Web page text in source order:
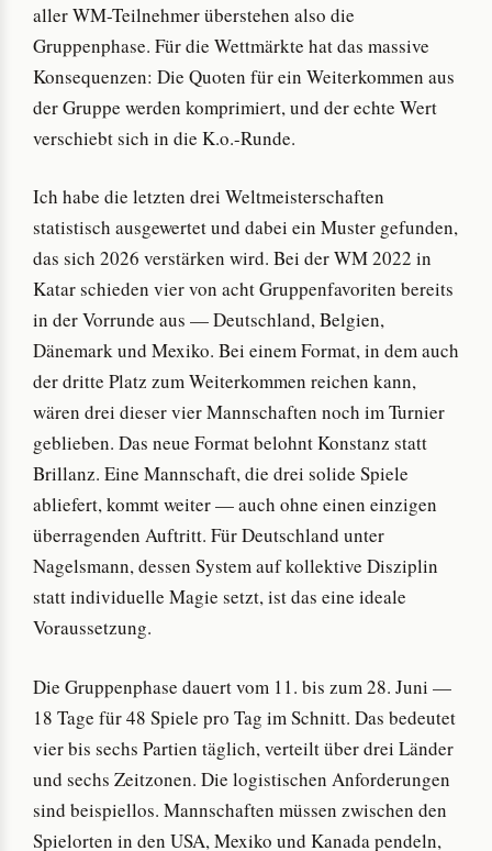
aller WM-Teilnehmer überstehen also die
Gruppenphase. Für die Wettmärkte hat das massive
Konsequenzen: Die Quoten für ein Weiterkommen aus
der Gruppe werden komprimiert, und der echte Wert
verschiebt sich in die K.o.-Runde.
Ich habe die letzten drei Weltmeisterschaften
statistisch ausgewertet und dabei ein Muster gefunden,
das sich 2026 verstärken wird. Bei der WM 2022 in
Katar schieden vier von acht Gruppenfavoriten bereits
in der Vorrunde aus — Deutschland, Belgien,
Dänemark und Mexiko. Bei einem Format, in dem auch
der dritte Platz zum Weiterkommen reichen kann,
wären drei dieser vier Mannschaften noch im Turnier
geblieben. Das neue Format belohnt Konstanz statt
Brillanz. Eine Mannschaft, die drei solide Spiele
abliefert, kommt weiter — auch ohne einen einzigen
überragenden Auftritt. Für Deutschland unter
Nagelsmann, dessen System auf kollektive Disziplin
statt individuelle Magie setzt, ist das eine ideale
Voraussetzung.
Die Gruppenphase dauert vom 11. bis zum 28. Juni —
18 Tage für 48 Spiele pro Tag im Schnitt. Das bedeutet
vier bis sechs Partien täglich, verteilt über drei Länder
und sechs Zeitzonen. Die logistischen Anforderungen
sind beispiellos. Mannschaften müssen zwischen den
Spielorten in den USA, Mexiko und Kanada pendeln,